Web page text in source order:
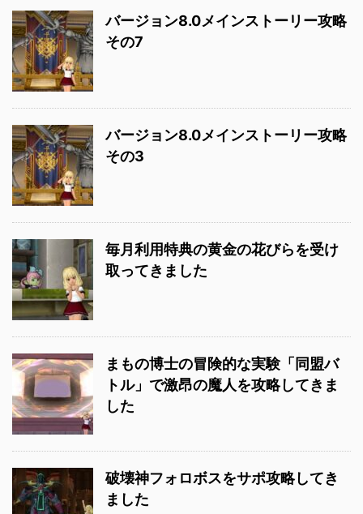
バージョン8.0メインストーリー攻略
その7
バージョン8.0メインストーリー攻略
その3
毎月利用特典の黄金の花びらを受け
取ってきました
まもの博士の冒険的な実験「同盟バ
トル」で激昂の魔人を攻略してきま
した
破壊神フォロボスをサポ攻略してき
ました